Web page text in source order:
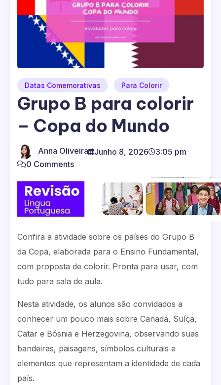
Datas Comemorativas Para Colorir
Grupo B para colorir
– Copa do Mundo
Anna Oliveira Junho 8, 2026
3:05 pm
0 Comments
Confira a atividade sobre os países do Grupo B
da Copa, elaborada para o Ensino Fundamental,
com proposta de colorir. Pronta para usar, com
tudo para sala de aula.
Nesta atividade, os alunos são convidados a
conhecer um pouco mais sobre Canadá, Suíça,
Catar e Bósnia e Herzegovina, observando suas
bandeiras, paisagens, símbolos culturais e
elementos que representam a identidade de cada
país.